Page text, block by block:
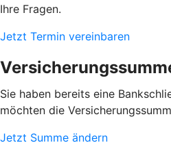
Ihre Fragen.
Jetzt Termin vereinbaren
Sie haben bereits eine
möchten die
Jetzt Summe ändern